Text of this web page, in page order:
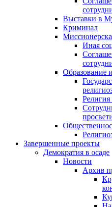
Выставки в
Криминал
Иная
Образование
Завершенные проекты
Демократия в осаде
Новости
Архив